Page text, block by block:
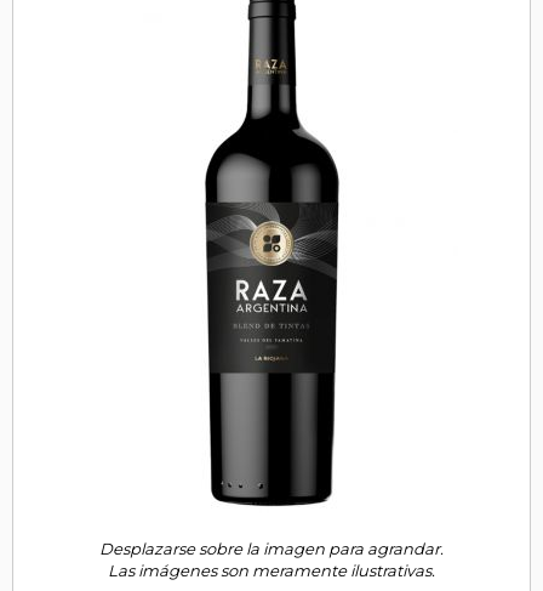
Desplazarse sobre la imagen para agrandar.
Las imágenes son meramente ilustrativas.